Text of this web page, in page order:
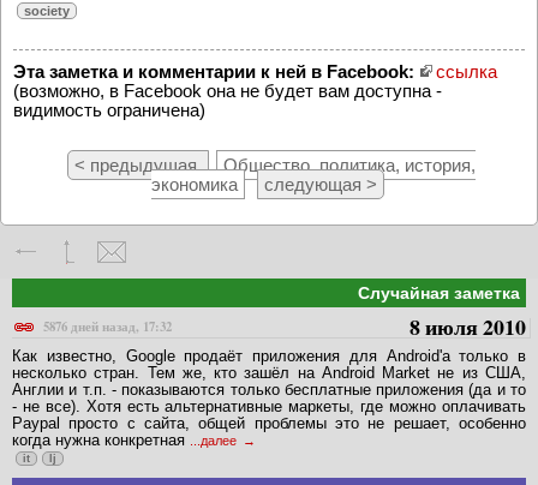
society
Эта заметка и комментарии к ней в Facebook:
ссылка
(возможно, в Facebook она не будет вам доступна -
видимость ограничена)
< предыдущая
Общество, политика, история,
экономика
следующая >
Случайная заметка
5876 дней назад, 17:32
8 июля 2010
Как известно, Google продаёт приложения для Android'a только в
несколько стран. Тем же, кто зашёл на Android Market не из США,
Англии и т.п. - показываются только бесплатные приложения (да и то
- не все). Хотя есть альтернативные маркеты, где можно оплачивать
Paypal просто с сайта, общей проблемы это не решает, особенно
когда нужна конкретная
...далее
it lj